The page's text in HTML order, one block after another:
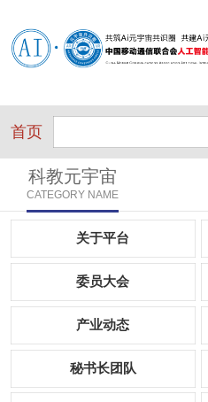
首页
科教元宇宙
CATEGORY NAME
关于平台
委员大会
产业动态
秘书长团队